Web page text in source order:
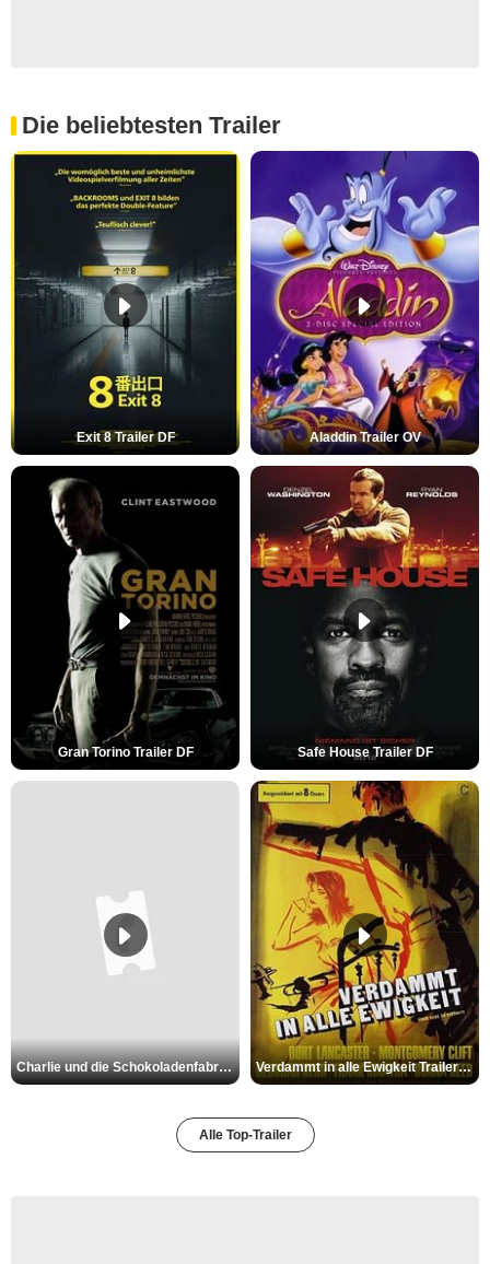
Die beliebtesten Trailer
Exit 8 Trailer DF Aladdin Trailer OV
Gran Torino Trailer DF Safe House Trailer DF
Charlie und die Schokoladenfabrik Trailer OV Verdammt in alle Ewigkeit Trailer OV
Alle Top-Trailer